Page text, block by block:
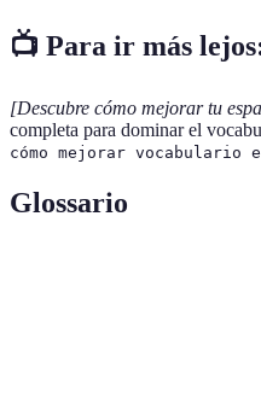
📺 Para ir más
[Descubre cómo mejorar tu
completa para dominar el
cómo mejorar vocabulario
Glossario